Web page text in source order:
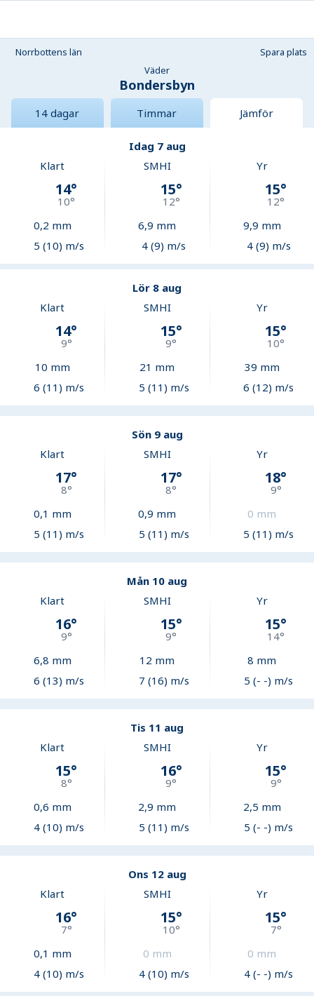
Norrbottens län
Spara plats
Väder
Bondersbyn
14 dagar Timmar Jämför
Idag 7 aug
Klart
14°
10°
0,2 mm
5 (10) m/s
SMHI
15°
12°
6,9 mm
4 (9) m/s
Yr
15°
12°
9,9 mm
4 (9) m/s
Lör 8 aug
Klart
14°
9°
10 mm
6 (11) m/s
SMHI
15°
9°
21 mm
5 (11) m/s
Yr
15°
10°
39 mm
6 (12) m/s
Sön 9 aug
Klart
17°
8°
0,1 mm
5 (11) m/s
SMHI
17°
8°
0,9 mm
5 (11) m/s
Yr
18°
9°
0 mm
5 (11) m/s
Mån 10 aug
Klart
16°
9°
6,8 mm
6 (13) m/s
SMHI
15°
9°
12 mm
7 (16) m/s
Yr
15°
14°
8 mm
5 (- -) m/s
Tis 11 aug
Klart
15°
8°
0,6 mm
4 (10) m/s
SMHI
16°
9°
2,9 mm
5 (11) m/s
Yr
15°
9°
2,5 mm
5 (- -) m/s
Ons 12 aug
Klart
16°
7°
0,1 mm
4 (10) m/s
SMHI
15°
10°
0 mm
4 (10) m/s
Yr
15°
7°
0 mm
4 (- -) m/s